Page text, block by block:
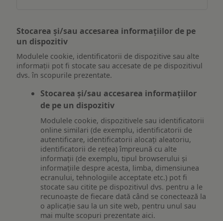
Stocarea și/sau accesarea informațiilor de pe
un dispozitiv
Modulele cookie, identificatorii de dispozitive sau alte
informații pot fi stocate sau accesate de pe dispozitivul
dvs. în scopurile prezentate.
Stocarea și/sau accesarea informațiilor
de pe un dispozitiv
Modulele cookie, dispozitivele sau identificatorii
online similari (de exemplu, identificatorii de
autentificare, identificatorii alocați aleatoriu,
identificatorii de rețea) împreună cu alte
informații (de exemplu, tipul browserului și
informațiile despre acesta, limba, dimensiunea
ecranului, tehnologiile acceptate etc.) pot fi
stocate sau citite pe dispozitivul dvs. pentru a le
recunoaște de fiecare dată când se conectează la
o aplicație sau la un site web, pentru unul sau
mai multe scopuri prezentate aici.